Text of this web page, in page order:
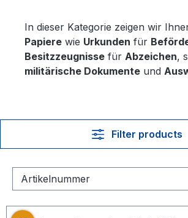
In dieser Kategorie zeigen wir
Papiere wie Urkunden für
Besitzzeugnisse für Abzeichen,
militärische Dokumente und
Filter products